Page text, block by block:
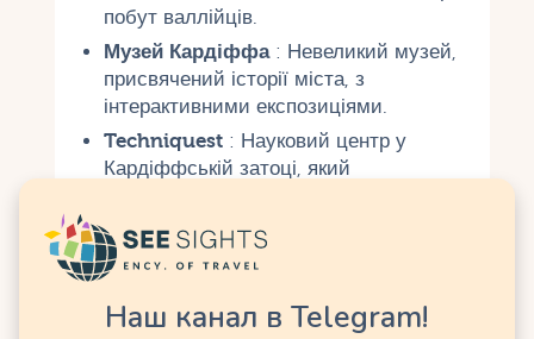
побут валлійців.
Музей Кардіффа: Невеликий музей,
присвячений історії міста, з
інтерактивними експозиціями.
Techniquest: Науковий центр у
Кардіффській затоці, який
Практичні поради для
туристів
Наш канал в Telegram!